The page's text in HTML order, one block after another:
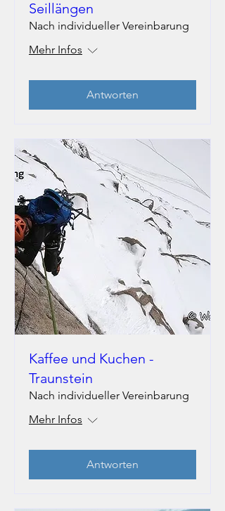
Seillängen
Nach individueller Vereinbarung
Mehr Infos
Antworten
Kaffee und Kuchen -
Traunstein
Nach individueller Vereinbarung
Mehr Infos
Antworten